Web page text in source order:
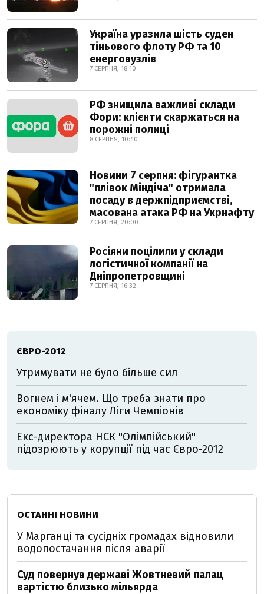
Україна уразила шість суден
тіньового флоту РФ та 10
енерговузлів
7 СЕРПНЯ, 18:10
РФ знищила важливі склади
Фори: клієнти скаржаться на
порожні полиці
8 СЕРПНЯ, 10:40
Новини 7 серпня: фігурантка
"плівок Міндіча" отримала
посаду в держпідприємстві,
масована атака РФ на Укрнафту
7 СЕРПНЯ, 20:00
Росіяни поцілили у склади
логістичної компанії на
Дніпропетровщині
7 СЕРПНЯ, 16:32
ЄВРО-2012
Утримувати не було більше сил
Вогнем і м'ячем. Що треба знати про
економіку фіналу Ліги Чемпіонів
Екс-директора НСК "Олімпійський"
підозрюють у корупції під час Євро-2012
ОСТАННІ НОВИНИ
У Марганці та сусідніх громадах відновили
водопостачання після аварії
Суд повернув державі Жовтневий палац
вартістю близько мільярда